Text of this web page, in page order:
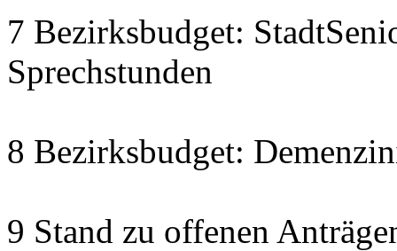
7 Bezirksbudget:
Sprechstunden
8 Bezirksbudget:
9 Stand zu offenen